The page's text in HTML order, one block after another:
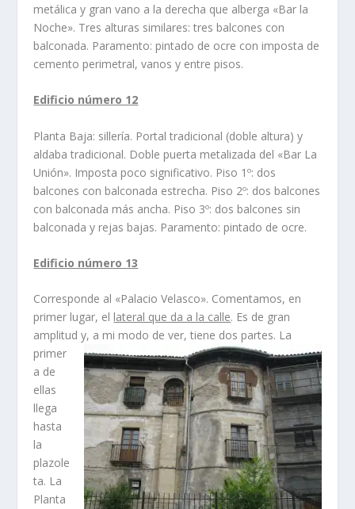
metálica y gran vano a la derecha que alberga «Bar la
Noche». Tres alturas similares: tres balcones con
balconada. Paramento: pintado de ocre con imposta de
cemento perimetral, vanos y entre pisos.
Edificio número 12
Planta Baja: sillerí­a. Portal tradicional (doble altura) y
aldaba tradicional. Doble puerta metalizada del «Bar La
Unión». Imposta poco significativo. Piso 1º: dos
balcones con balconada estrecha. Piso 2º: dos balcones
con balconada más ancha. Piso 3º: dos balcones sin
balconada y rejas bajas. Paramento: pintado de ocre.
Edificio número 13
Corresponde al «Palacio Velasco». Comentamos, en
primer lugar, el lateral que da a la calle. Es de gran
amplitud y, a mi modo de ver, tiene dos partes. La
primer
a de
ellas
llega
hasta
la
plazole
ta. La
Planta